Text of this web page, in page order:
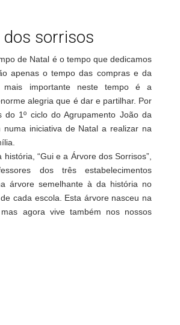
dos sorrisos
de Natal é o tempo que dedicamos
apenas o tempo das compras e da
importante neste tempo é a
alegria que é dar e partilhar. Por
do 1º ciclo do Agrupamento João da
numa iniciativa de Natal a realizar na
história, “Gui e a Árvore dos Sorrisos”,
dos três estabelecimentos
árvore semelhante à da história no
cada escola. Esta árvore nasceu na
agora vive também nos nossos